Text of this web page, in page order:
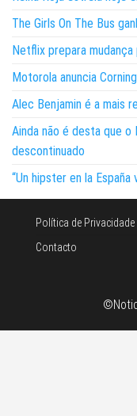
The Girls On The Bus
Netflix prepara
Motorola anuncia
Alec Benjamin é a mais
Ainda não é desta que
descontinuado
“Un hipster en la
Política de Privacidade
Contacto